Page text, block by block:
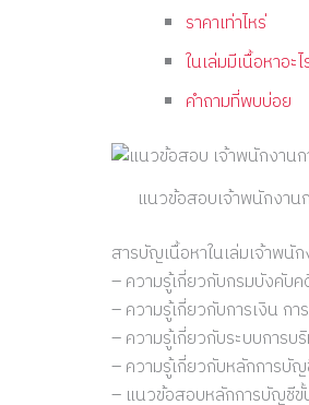
ราคาเท่าไหร่
ในเล่มมีเนื้อหาอะ
คำถามที่พบบ่อย
แนวข้อสอบเจ้าพนักงา
สารบัญเนื้อหาในเล่มเจ้าพ
– ความรู้เกี่ยวกับกรมบังคับ
– ความรู้เกี่ยวกับการเงิน ก
– ความรู้เกี่ยวกับระบบการ
– ความรู้เกี่ยวกับหลักการบั
– แนวข้อสอบหลักการบัญชี